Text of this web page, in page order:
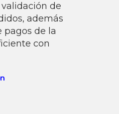
de
además
pagos de la
con